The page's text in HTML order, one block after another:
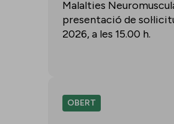
Malalties
presentació de
2026, a les 15.00 h.
OBERT